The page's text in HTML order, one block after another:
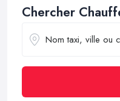
Chercher